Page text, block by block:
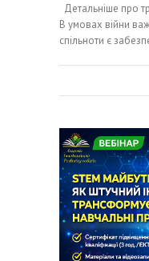
Детальніше про
В умовах війни
спільноти є